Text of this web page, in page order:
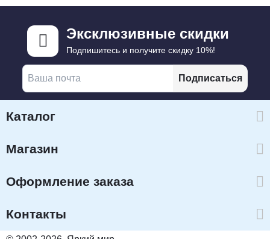
Эксклюзивные скидки
Подпишитесь и получите скидку 10%!
Подписаться
Каталог
Магазин
Оформление заказа
Контакты